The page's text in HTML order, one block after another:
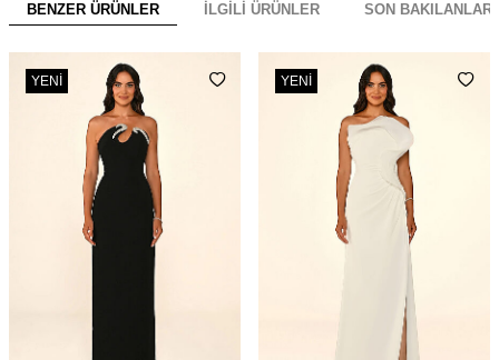
BENZER ÜRÜNLER İLGILI ÜRÜNLER SON BAKILANLAR
YENI YENI